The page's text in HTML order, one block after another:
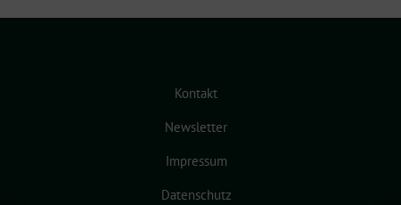
Kontakt
Newsletter
Impressum
Datenschutz